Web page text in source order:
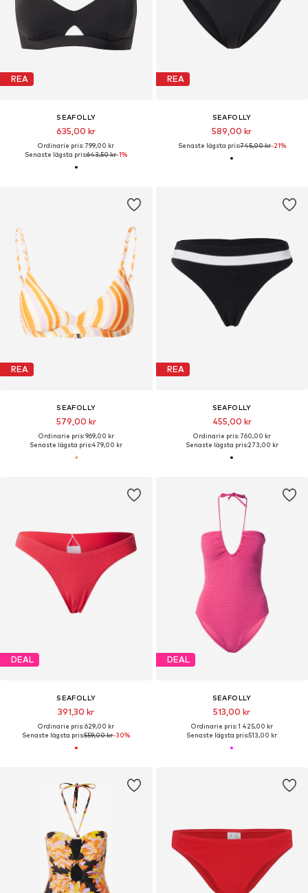
REA
SEAFOLLY
635,00 kr
Ordinarie pris: 799,00 kr
Senaste lägsta pris:643,50 kr-1%
REA
SEAFOLLY
589,00 kr
Senaste lägsta pris:745,00 kr-21%
REA
SEAFOLLY
579,00 kr
Ordinarie pris: 969,00 kr
Senaste lägsta pris:479,00 kr
REA
SEAFOLLY
455,00 kr
Ordinarie pris: 760,00 kr
Senaste lägsta pris:273,00 kr
DEAL
SEAFOLLY
391,30 kr
Ordinarie pris: 629,00 kr
Senaste lägsta pris:559,00 kr-30%
DEAL
SEAFOLLY
513,00 kr
Ordinarie pris: 1 425,00 kr
Senaste lägsta pris:513,00 kr